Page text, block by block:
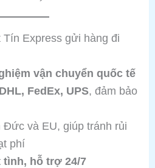
Express gửi hàng đi
vận chuyển quốc tế
FedEx, UPS, đảm bảo
Đức và EU, giúp tránh rủi
phí
tình, hỗ trợ 24/7